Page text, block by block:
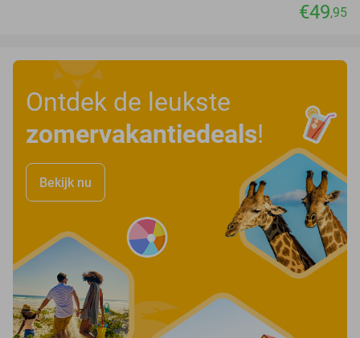
€49,95
Ontdek de leukste
zomervakantiedeals!
Bekijk nu